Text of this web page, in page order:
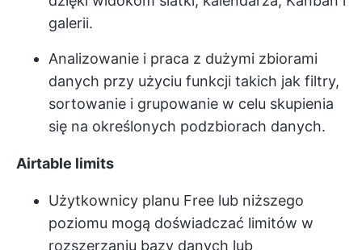
galerii.
Analizowanie i praca z dużymi zbiorami
danych przy użyciu funkcji takich jak filtry,
sortowanie i grupowanie w celu skupienia
się na określonych podzbiorach danych.
Airtable limits
Użytkownicy planu Free lub niższego
poziomu mogą doświadczać limitów w
rozszerzaniu bazy danych lub